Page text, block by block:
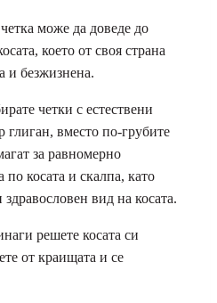
може да доведе до
което от своя страна
и безжизнена.
четки с естествени
глиган, вместо по-грубите
за равномерно
по косата и скалпа, като
здравословен вид на косата.
решете косата си
от краищата и се